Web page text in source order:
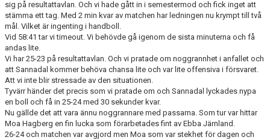
sig på resultattavlan. Och vi hade gått in i semestermod och fick inget att
stämma ett tag. Med 2 min kvar av matchen har ledningen nu krympt till två
mål. Vilket är ingenting i handboll.
Vid 58:41 tar vi timeout. Vi behövde gå igenom de sista minuterna och få
andas lite.
Vi har 25-23 på resultattavlan. Och vi pratade om noggrannhet i anfallet och
att Sannadal kommer behöva chansa lite och var lite offensiva i försvaret.
Att vi inte blir stressade av den situationen.
Tyvärr händer det precis som vi pratade om och Sannadal lyckades nypa
en boll och få in 25-24 med 30 sekunder kvar.
Nu gällde det att vara ännu noggrannare med passarna. Som tur var hittar
Moa Hagberg en fin lucka som förarbetades fint av Ebba Järnland.
26-24 och matchen var avgjord men Moa som var stekhet för dagen och